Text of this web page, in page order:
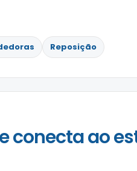
Reposição
conecta ao